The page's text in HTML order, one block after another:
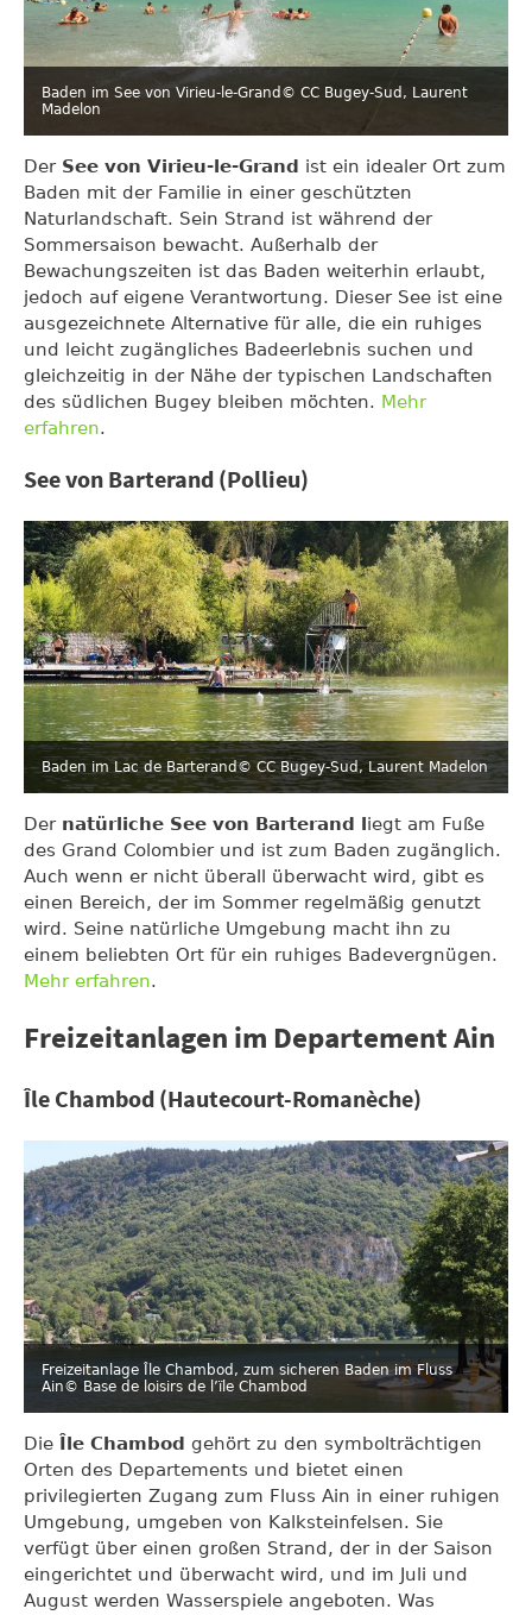
Baden im See von Virieu-le-Grand © CC Bugey-Sud, Laurent
Madelon
DerSee von Virieu-le-Grand ist ein idealer Ort zum
Baden mit der Familie in einer geschützten
Naturlandschaft. Sein Strand ist während der
Sommersaison bewacht. Außerhalb der
Bewachungszeiten ist das Baden weiterhin erlaubt,
jedoch auf eigene Verantwortung. Dieser See ist eine
ausgezeichnete Alternative für alle, die ein ruhiges
und leicht zugängliches Badeerlebnis suchen und
gleichzeitig in der Nähe der typischen Landschaften
des südlichen Bugey bleiben möchten. Mehr
erfahren.
See von Barterand (Pollieu)
Baden im Lac de Barterand© CC Bugey-Sud, Laurent Madelon
Der natürliche See von Barterand liegt am Fuße
des Grand Colombier und ist zum Baden zugänglich.
Auch wenn er nicht überall überwacht wird, gibt es
einen Bereich, der im Sommer regelmäßig genutzt
wird. Seine natürliche Umgebung macht ihn zu
einem beliebten Ort für ein ruhiges Badevergnügen.
Mehr erfahren.
Freizeitanlagen im Departement Ain
Île Chambod (Hautecourt-Romanèche)
Freizeitanlage Île Chambod, zum sicheren Baden im Fluss
Ain© Base de loisirs de l’ïle Chambod
Die Île Chambod gehört zu den symbolträchtigen
Orten des Departements und bietet einen
privilegierten Zugang zum Fluss Ain in einer ruhigen
Umgebung, umgeben von Kalksteinfelsen. Sie
verfügt über einen großen Strand, der in der Saison
eingerichtet und überwacht wird, und im Juli und
August werden Wasserspiele angeboten. Was